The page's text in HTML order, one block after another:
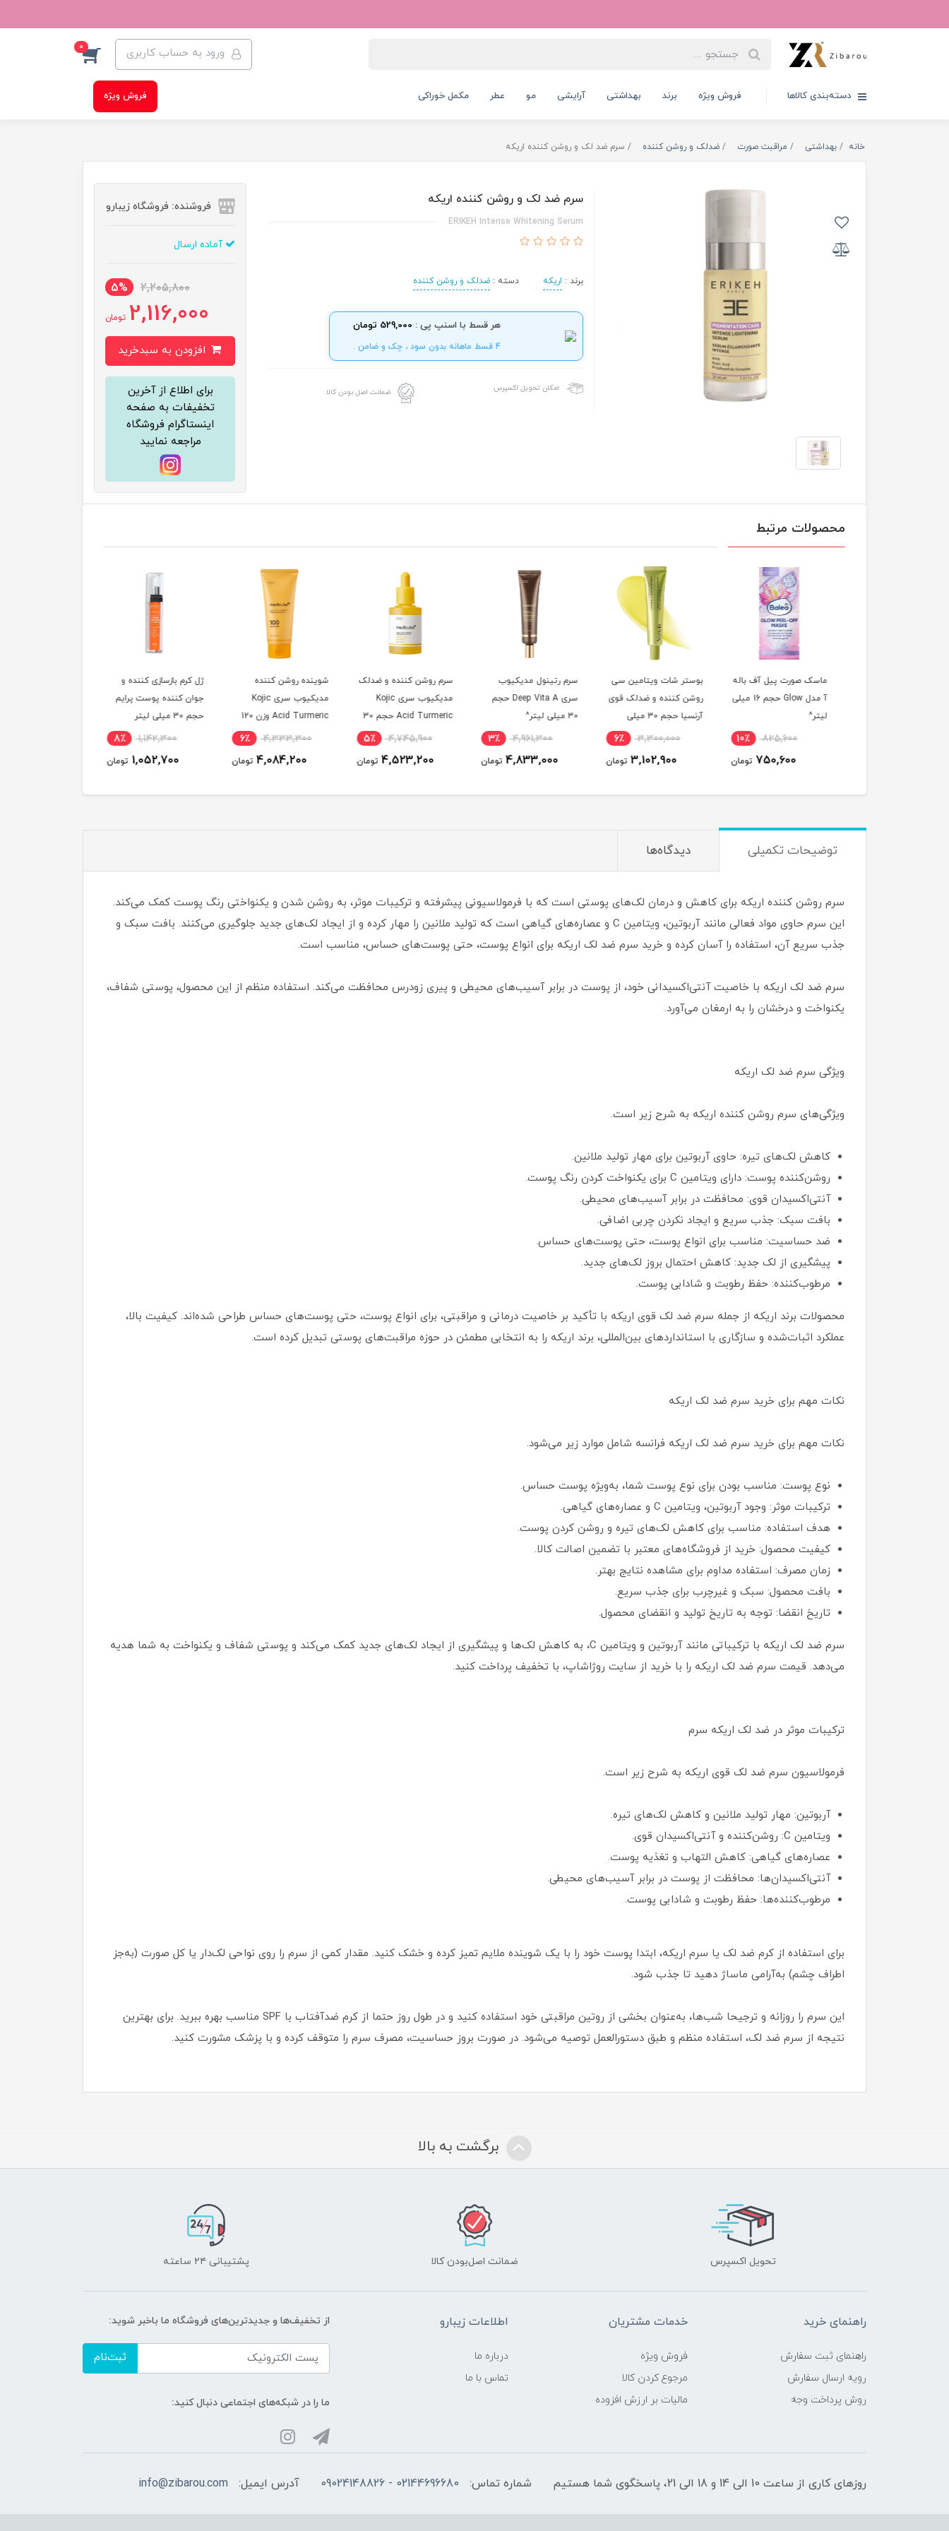
ورود به حساب کاربری 0
دسته‌بندی کالاها فروش ویژه برند بهداشتی آرایشی مو عطر مکمل خوراکی فروش ویژه
خانه بهداشتی مراقبت صورت ضدلک و روشن کننده سرم ضد لک و روشن کننده اریکه
سرم ضد لک و روشن کننده اریکه
ERIKEH Intense Whitening Serum
برند : اریکه دسته :ضدلک و روشن کننده
هر قسط با اسنپ پی : 529,000 تومان
4 قسط ماهانه بدون سود ، چک و ضامن .
امکان تحویل اکسپرس ضمانت اصل بودن کالا
فروشنده: فروشگاه زیبارو
آماده ارسال
2,205,800
5%
2,116,000 تومان
برای اطلاع از آخرین
تخفیفات به صفحه
اینستاگرام فروشگاه
مراجعه نمایید
محصولات مرتبط
ماسک صورت پیل آف باله
آ مدل Glow حجم 16 میلی
لیتر^
825,600 10٪
750,600 تومان
بوستر شات ویتامین سی
روشن کننده و ضدلک قوی
آرنسیا حجم 30 میلی
3,300,000 6٪
3,102,900 تومان
سرم رتینول مدیکیوب
سری Deep Vita A حجم
30 میلی لیتر^
4,961,300 3٪
4,833,000 تومان
سرم روشن کننده و ضدلک
مدیکیوب سری Kojic
Acid Turmeric حجم 30
میلی لیتر^4,745,900 5٪
4,523,200 تومان
شوینده روشن کننده
مدیکیوب سری Kojic
Acid Turmeric وزن 120
4,333,300 6٪
4,084,200 تومان
ژل کرم بازسازی کننده و
جوان کننده پوست پرایم
حجم 30 میلی لیتر
1,142,300 8٪
1,052,700 تومان
توضیحات تکمیلی دیدگاه‌ها
سرم روشن کننده اریکه برای کاهش و درمان لک‌های پوستی است که با فرمولاسیونی پیشرفته و ترکیبات موثر، به روشن شدن و یکنواختی رنگ پوست کمک می‌کند.
این سرم حاوی مواد فعالی مانند آربوتین، ویتامین C و عصاره‌های گیاهی است که تولید ملانین را مهار کرده و از ایجاد لک‌های جدید جلوگیری می‌کنند. بافت سبک و
جذب سریع آن، استفاده را آسان کرده و خرید سرم ضد لک اریکه برای انواع پوست، حتی پوست‌های حساس، مناسب است.
سرم ضد لک اریکه با خاصیت آنتی‌اکسیدانی خود، از پوست در برابر آسیب‌های محیطی و پیری زودرس محافظت می‌کند. استفاده منظم از این محصول، پوستی شفاف،
یکنواخت و درخشان را به ارمغان می‌آورد.
ویژگی سرم ضد لک اریکه
ویژگی‌های سرم روشن کننده اریکه به شرح زیر است.
کاهش لک‌های تیره: حاوی آربوتین برای مهار تولید ملانین.
روشن‌کننده پوست: دارای ویتامین C برای یکنواخت کردن رنگ پوست.
آنتی‌اکسیدان قوی: محافظت در برابر آسیب‌های محیطی.
بافت سبک: جذب سریع و ایجاد نکردن چربی اضافی.
ضد حساسیت: مناسب برای انواع پوست، حتی پوست‌های حساس.
پیشگیری از لک جدید: کاهش احتمال بروز لک‌های جدید.
مرطوب‌کننده: حفظ رطوبت و شادابی پوست.
محصولات برند اریکه از جمله سرم ضد لک قوی اریکه با تأکید بر خاصیت درمانی و مراقبتی، برای انواع پوست، حتی پوست‌های حساس طراحی شده‌اند. کیفیت بالا،
عملکرد اثبات‌شده و سازگاری با استانداردهای بین‌المللی، برند اریکه را به انتخابی مطمئن در حوزه مراقبت‌های پوستی تبدیل کرده است.
نکات مهم برای خرید سرم ضد لک اریکه
نکات مهم برای خرید سرم ضد لک اریکه فرانسه شامل موارد زیر می‌شود.
نوع پوست: مناسب بودن برای نوع پوست شما، به‌ویژه پوست حساس.
ترکیبات موثر: وجود آربوتین، ویتامین C و عصاره‌های گیاهی.
هدف استفاده: مناسب برای کاهش لک‌های تیره و روشن کردن پوست.
کیفیت محصول: خرید از فروشگاه‌های معتبر با تضمین اصالت کالا.
زمان مصرف: استفاده مداوم برای مشاهده نتایج بهتر.
بافت محصول: سبک و غیرچرب برای جذب سریع.
تاریخ انقضا: توجه به تاریخ تولید و انقضای محصول.
سرم ضد لک اریکه با ترکیباتی مانند آربوتین و ویتامین C، به کاهش لک‌ها و پیشگیری از ایجاد لک‌های جدید کمک می‌کند و پوستی شفاف و یکنواخت به شما هدیه
می‌دهد. قیمت سرم ضد لک اریکه را با خرید از سایت روژا‌شاپ، با تخفیف پرداخت کنید.
ترکیبات موثر در ضد لک اریکه سرم
فرمولاسیون سرم ضد لک قوی اریکه به شرح زیر است.
آربوتین: مهار تولید ملانین و کاهش لک‌های تیره.
ویتامین C: روشن‌کننده و آنتی‌اکسیدان قوی.
عصاره‌های گیاهی: کاهش التهاب و تغذیه پوست.
آنتی‌اکسیدان‌ها: محافظت از پوست در برابر آسیب‌های محیطی.
مرطوب‌کننده‌ها: حفظ رطوبت و شادابی پوست.
برای استفاده از کرم ضد لک یا سرم اریکه، ابتدا پوست خود را با یک شوینده ملایم تمیز کرده و خشک کنید. مقدار کمی از سرم را روی نواحی لک‌دار یا کل صورت (به‌جز
اطراف چشم) به‌آرامی ماساژ دهید تا جذب شود.
این سرم را روزانه و ترجیحا شب‌ها، به‌عنوان بخشی از روتین مراقبتی خود استفاده کنید و در طول روز حتما از کرم ضدآفتاب با SPF مناسب بهره ببرید. برای بهترین
نتیجه از سرم ضد لک، استفاده منظم و طبق دستورالعمل توصیه می‌شود. در صورت بروز حساسیت، مصرف سرم را متوقف کرده و با پزشک مشورت کنید.
برگشت به بالا
تحویل اکسپرس ضمانت اصل‌بودن کالا پشتیبانی ۲۴ ساعته
راهنمای خرید
راهنمای ثبت سفارش
رویه ارسال سفارش
روش پرداخت وجه
خدمات مشتریان
فروش ویژه
مرجوع کردن کالا
مالیات بر ارزش افزوده
اطلاعات زیبارو
درباره ما
تماس با ما
از تخفیف‌ها و جدیدترین‌های فروشگاه ما باخبر شوید:
ثبت‌نام
ما را در شبکه‌های اجتماعی دنبال کنید:
روزهای کاری از ساعت 10 الی 14 و 18 الی 21، پاسخگوی شما هستیم شماره تماس: 02144696680 - 09024148826 آدرس ایمیل: info@zibarou.com